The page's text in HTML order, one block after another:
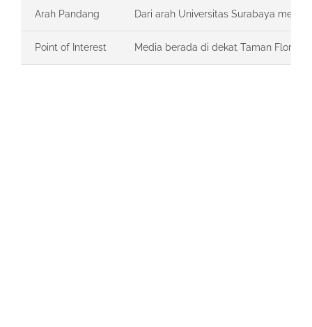
Arah Pandang Dari arah Universitas Surabaya
Point of Interest Media berada di dekat Taman Flora